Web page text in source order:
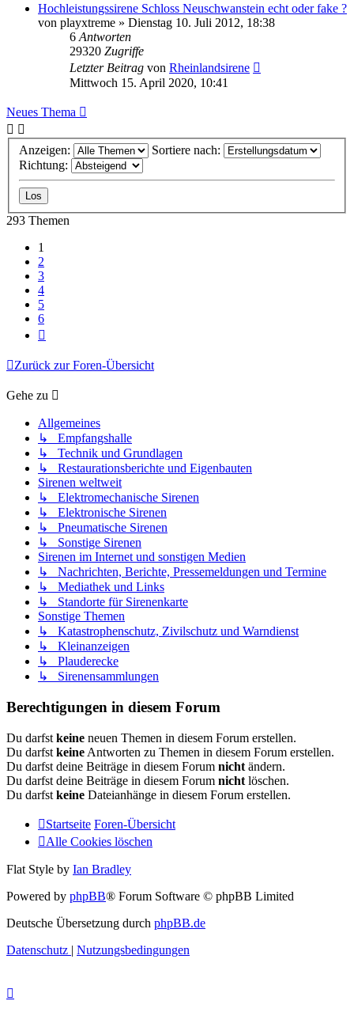
Hochleistungssirene Schloss Neuschwanstein echt oder fake ?
von playxtreme » Dienstag 10. Juli 2012, 18:38
6 Antworten
29320 Zugriffe
Letzter Beitrag von Rheinlandsirene
Mittwoch 15. April 2020, 10:41
Neues Thema
Anzeigen:
Sortiere nach:
Richtung:
293 Themen
1
2
3
4
5
6
Zurück zur Foren-Übersicht
Gehe zu
Allgemeines
↳ Empfangshalle
↳ Technik und Grundlagen
↳ Restaurationsberichte und Eigenbauten
Sirenen weltweit
↳ Elektromechanische Sirenen
↳ Elektronische Sirenen
↳ Pneumatische Sirenen
↳ Sonstige Sirenen
Sirenen im Internet und sonstigen Medien
↳ Nachrichten, Berichte, Pressemeldungen und Termine
↳ Mediathek und Links
↳ Standorte für Sirenenkarte
Sonstige Themen
↳ Katastrophenschutz, Zivilschutz und Warndienst
↳ Kleinanzeigen
↳ Plauderecke
↳ Sirenensammlungen
Berechtigungen in diesem Forum
Du darfst keine neuen Themen in diesem Forum erstellen.
Du darfst keine Antworten zu Themen in diesem Forum erstellen.
Du darfst deine Beiträge in diesem Forum nicht ändern.
Du darfst deine Beiträge in diesem Forum nicht löschen.
Du darfst keine Dateianhänge in diesem Forum erstellen.
Startseite Foren-Übersicht
Alle Cookies löschen
Flat Style by Ian Bradley
Powered by phpBB® Forum Software © phpBB Limited
Deutsche Übersetzung durch phpBB.de
Datenschutz | Nutzungsbedingungen